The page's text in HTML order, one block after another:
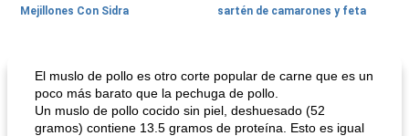
Mejillones Con Sidra sartén de camarones y feta
El muslo de pollo es otro corte popular de carne que es un
poco más barato que la pechuga de pollo.
Un muslo de pollo cocido sin piel, deshuesado (52
gramos) contiene 13.5 gramos de proteína. Esto es igual